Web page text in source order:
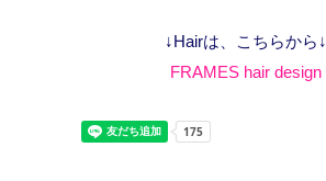
↓Hairは、こちらから↓
FRAMES hair design